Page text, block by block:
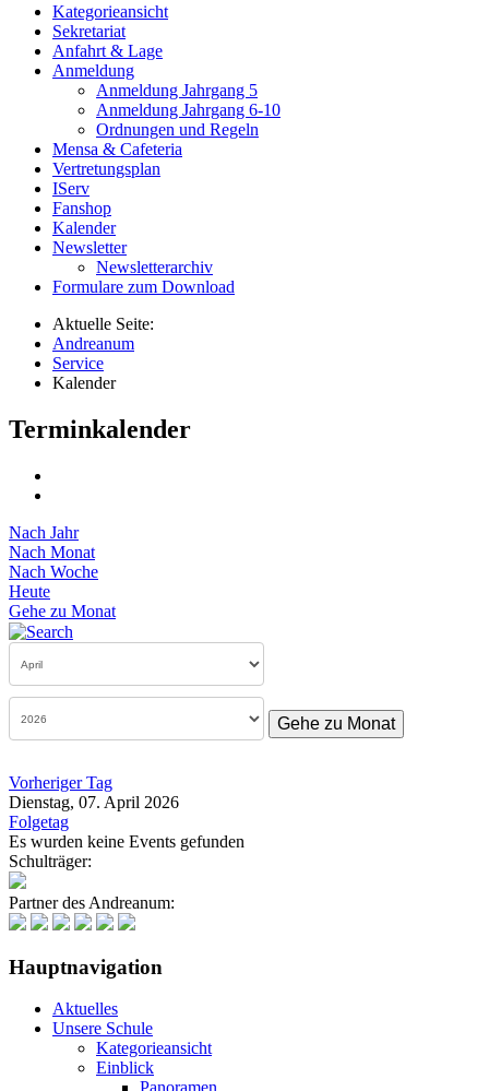
Kategorieansicht
Sekretariat
Anfahrt & Lage
Anmeldung
Anmeldung Jahrgang 5
Anmeldung Jahrgang 6-10
Ordnungen und Regeln
Mensa & Cafeteria
Vertretungsplan
IServ
Fanshop
Kalender
Newsletter
Newsletterarchiv
Formulare zum Download
Aktuelle Seite:
Andreanum
Service
Kalender
Terminkalender
Nach Jahr
Nach Monat
Nach Woche
Heute
Gehe zu Monat
Gehe zu Monat
Vorheriger Tag
Dienstag, 07. April 2026
Folgetag
Es wurden keine Events gefunden
Schulträger:
Partner des Andreanum:
Hauptnavigation
Aktuelles
Unsere Schule
Kategorieansicht
Einblick